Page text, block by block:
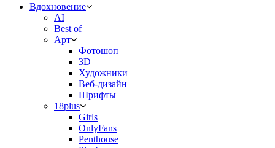
Вдохновение
AI
Best of
Арт
Фотошоп
3D
Художники
Веб-дизайн
Шрифты
18plus
Girls
OnlyFans
Penthouse